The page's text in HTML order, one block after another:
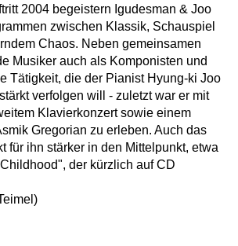
2004 begeistern Igudesman & Joo
zwischen Klassik, Schauspiel
Chaos. Neben gemeinsamen
Musiker auch als Komponisten und
Tätigkeit, die der Pianist Hyung-ki Joo
verfolgen will - zuletzt war er mit
Klavierkonzert sowie einem
Gregorian zu erleben. Auch das
für ihn stärker in den Mittelpunkt, etwa
der kürzlich auf CD